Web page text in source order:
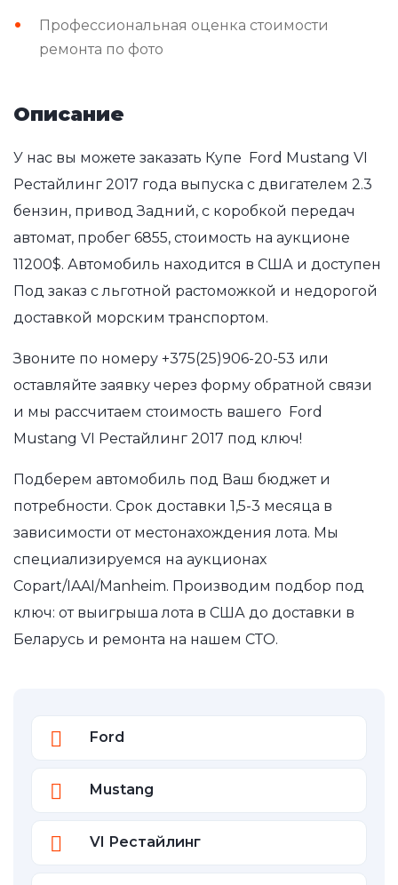
Профессиональная оценка стоимости
ремонта по фото
Описание
У нас вы можете заказать Купе Ford Mustang VI
Рестайлинг 2017 года выпуска с двигателем 2.3
бензин, привод Задний, с коробкой передач
автомат, пробег 6855, стоимость на аукционе
11200$. Автомобиль находится в США и доступен
Под заказ с льготной растоможкой и недорогой
доставкой морским транспортом.
Звоните по номеру +375(25)906-20-53 или
оставляйте заявку через форму обратной связи
и мы рассчитаем стоимость вашего Ford
Mustang VI Рестайлинг 2017 под ключ!
Подберем автомобиль под Ваш бюджет и
потребности. Срок доставки 1,5-3 месяца в
зависимости от местонахождения лота. Мы
специализируемся на аукционах
Copart/IAAI/Manheim. Производим подбор под
ключ: от выигрыша лота в США до доставки в
Беларусь и ремонта на нашем СТО.
Ford
Mustang
VI Рестайлинг